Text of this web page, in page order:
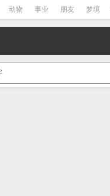
动物 事业 朋友 梦境
房子